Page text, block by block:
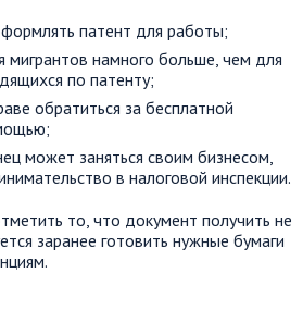
патент для работы;
мигрантов намного больше, чем для
по патенту;
обратиться за бесплатной
может заняться своим бизнесом,
в налоговой инспекции.
то, что документ получить не
заранее готовить нужные бумаги